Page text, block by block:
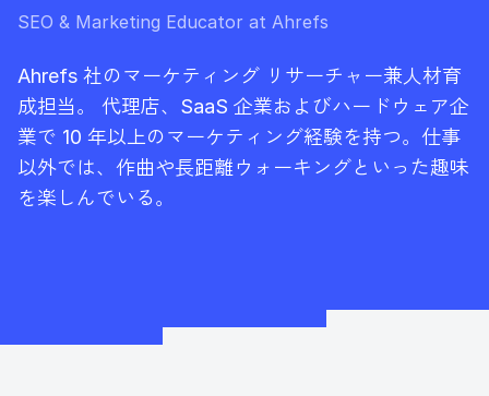
SEO & Marketing Educator at Ahrefs
Ahrefs 社のマーケティング リサーチャー兼人材育
成担当。 代理店、SaaS 企業およびハードウェア企
業で 10 年以上のマーケティング経験を持つ。仕事
以外では、作曲や長距離ウォーキングといった趣味
を楽しんでいる。